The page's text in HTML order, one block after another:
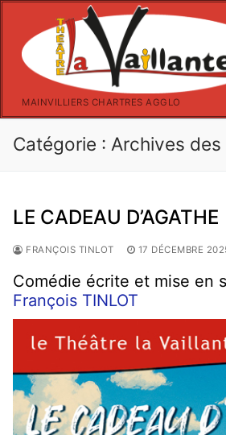
contenu
MAINVILLIERS CHARTRES AGGLO
Catégorie : Archives
LE CADEAU D’AGATHE
FRANÇOIS TINLOT 17 DÉCEMBRE
Comédie écrite et mise en
François TINLOT